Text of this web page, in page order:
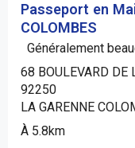
Passeport en
COLOMBES
Généralement
68 BOULEVARD DE
92250
LA GARENNE
À 5.8km